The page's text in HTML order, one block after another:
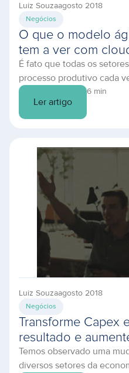
Luiz Souzaagosto 2018
Negócios
O que o modelo
tem a ver com
É fato que todas os
processo produtivo cada
enxuto. Identificamos o
olhando para a teoria da
conhecida como
produtivo, propondo que
na execução […]
Ler artigo
6 min
Luiz Souzaagosto 2018
Negócios
Transforme Capex
resultado e
dos seus serviços
Temos observado uma
diversos setores da